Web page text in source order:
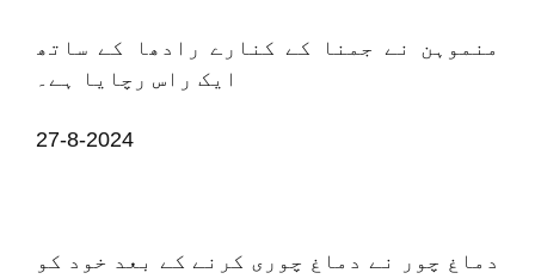
منموہن نے جمنا کے کنارے رادھا کے ساتھ
ایک راس رچایا ہے۔
27-8-2024
دماغ چور نے دماغ چوری کرنے کے بعد خود کو